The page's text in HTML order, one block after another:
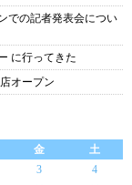
での記者発表会につい
に行ってきた
オープン
金
土
3
4